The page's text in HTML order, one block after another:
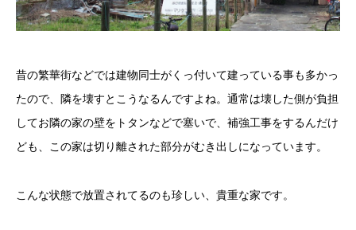
昔の繁華街などでは建物同士がくっ付いて建っている事も多かっ
たので、隣を壊すとこうなるんですよね。通常は壊した側が負担
してお隣の家の壁をトタンなどで塞いで、補強工事をするんだけ
ども、この家は切り離された部分がむき出しになっています。
こんな状態で放置されてるのも珍しい、貴重な家です。